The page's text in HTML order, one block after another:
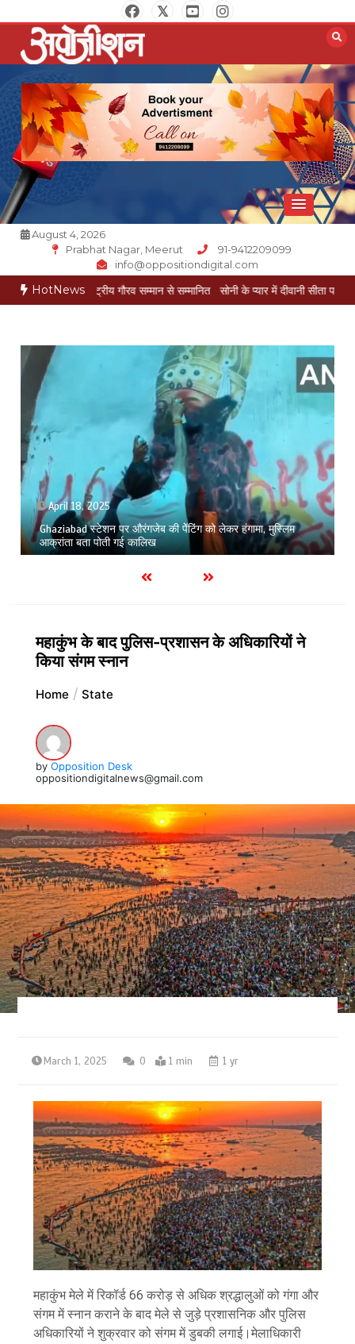
to
content
Opposition Digital
August 4, 2026
Prabhat Nagar, Meerut
91-9412209099
info@oppositiondigital.com
HotNews
राष्ट्रीय गौरव सम्मान से सम्मानित सोनी के प्यार में दीवानी सीता पहुंची मेरठ सोनी के
April 18, 2025
Ghaziabad स्टेशन पर औरंगजेब की पेेंटिंग को लेकर हंगामा, मुस्लिम
आक्रांता बता पोती गई कालिख
महाकुंभ के बाद पुलिस-प्रशासन के अधिकारियों ने
किया संगम स्नान
Home State
by Opposition Desk
oppositiondigitalnews@gmail.com
March 1, 2025 0 1 min 1 yr
महाकुंभ मेले में रिकॉर्ड 66 करोड़ से अधिक श्रद्धालुओं को गंगा और
संगम में स्नान कराने के बाद मेले से जुड़े प्रशासनिक और पुलिस
अधिकारियों ने शुक्रवार को संगम में डुबकी लगाई।मेलाधिकारी